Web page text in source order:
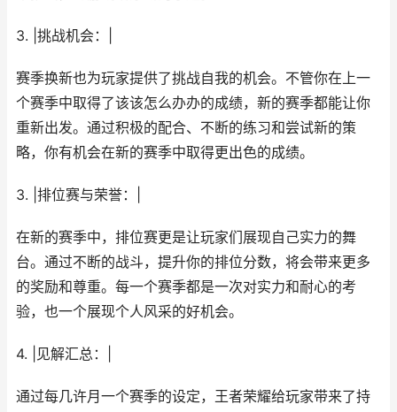
3. |挑战机会：|
赛季换新也为玩家提供了挑战自我的机会。不管你在上一
个赛季中取得了该该怎么办办的成绩，新的赛季都能让你
重新出发。通过积极的配合、不断的练习和尝试新的策
略，你有机会在新的赛季中取得更出色的成绩。
3. |排位赛与荣誉：|
在新的赛季中，排位赛更是让玩家们展现自己实力的舞
台。通过不断的战斗，提升你的排位分数，将会带来更多
的奖励和尊重。每一个赛季都是一次对实力和耐心的考
验，也一个展现个人风采的好机会。
4. |见解汇总：|
通过每几许月一个赛季的设定，王者荣耀给玩家带来了持